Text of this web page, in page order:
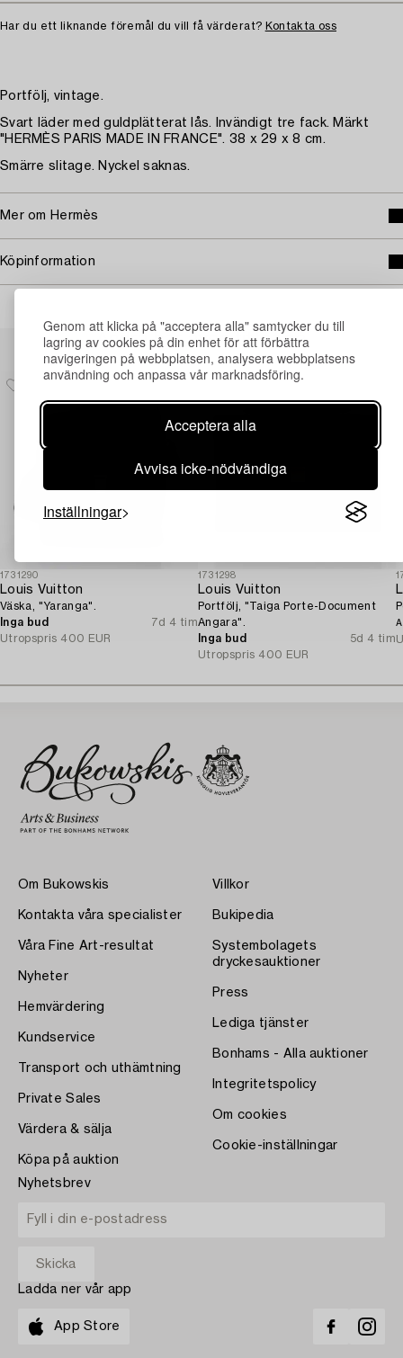
Genom att klicka på "acceptera alla" samtycker du till
lagring av cookies på din enhet för att förbättra
navigeringen på webbplatsen, analysera webbplatsens
användning och anpassa vår marknadsföring.
Acceptera alla
Avvisa icke-nödvändiga
Inställningar
Har du ett liknande föremål du vill få värderat? Kontakta oss
Portfölj, vintage.
Svart läder med guldplätterat lås. Invändigt tre fack. Märkt
"HERMÈS PARIS MADE IN FRANCE". 38 x 29 x 8 cm.
Smärre slitage. Nyckel saknas.
Mer om Hermès
Köpinformation
Andra har även tittat på
1731290
Louis Vuitton
Väska, "Yaranga".
Inga bud
7d 4 tim
Utropspris 400 EUR
1731298
Louis Vuitton
Portfölj, "Taiga Porte-Document
Angara".
Inga bud
5d 4 tim
Utropspris 400 EUR
Om Bukowskis
Kontakta våra specialister
Våra Fine Art-resultat
Nyheter
Hemvärdering
Kundservice
Transport och uthämtning
Private Sales
Värdera & sälja
Köpa på auktion
Villkor
Bukipedia
Systembolagets
dryckesauktioner
Press
Lediga tjänster
Bonhams - Alla auktioner
Integritetspolicy
Om cookies
Cookie-inställningar
Nyhetsbrev
Ladda ner vår app
App Store